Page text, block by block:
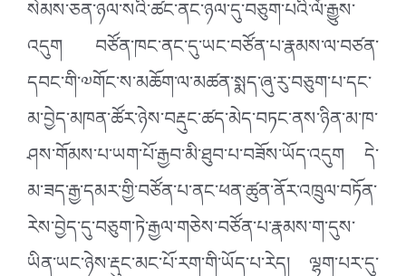
སེམས་ཅན་ཉལ་སའི་ཚང་ནང་ཉལ་དུ་བཅུག་པའི་ལོ་རྒྱུས་
འདུག བཙོན་ཁང་ནང་དུ་ཡང་བཙོན་པ་རྣམས་ལ་བཙན་
དབང་གི་༧གོང་ས་མཆོག་ལ་མཚན་སྨད་ཞུ་རུ་བཅུག་པ་དང་
མ་བྱེད་མཁན་ཚོར་ཉེས་བརྡུང་ཚད་མེད་བཏང་ནས་ཉིན་མ་ཁ་
ཤས་གོམས་པ་ཡག་པོ་རྒྱབ་མི་ཐུབ་པ་བཟོས་ཡོད་འདུག དེ་
མ་ཟད་རྒྱ་དམར་གྱི་བཙོན་པ་ནང་ཕན་ཚུན་ནོར་འཁྲུལ་བཏོན་
རེས་བྱེད་དུ་བཅུག་ཏེ་རྒྱལ་གཅེས་བཙོན་པ་རྣམས་ག་དུས་